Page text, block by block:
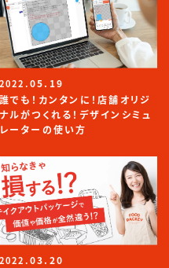
2022.05.19
誰でも！カンタンに！店舗オリジ
ナルがつくれる！デザインシミュ
レーターの使い方
2022.03.20